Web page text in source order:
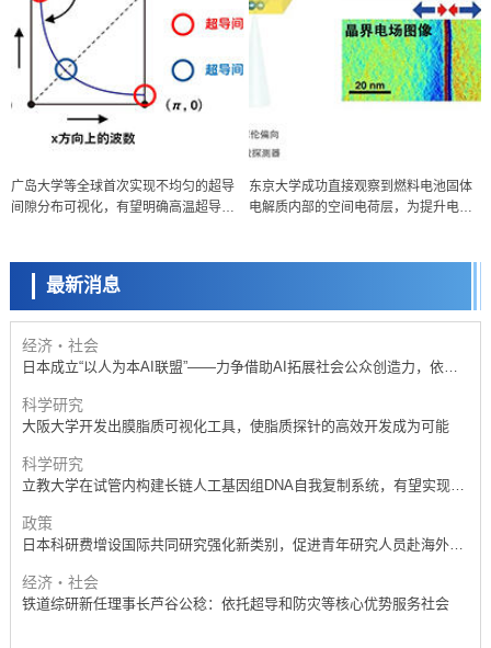
广岛大学等全球首次实现不均匀的超导
间隙分布可视化，有望明确高温超导机
东京大学成功直接观察到燃料电池固体
电解质内部的空间电荷层，为提升电池
最新消息
日本科研费增设国际共同研究强化新类别，促进青年研究人员赴海外开
展研究
科学研究
开发出300亿年仅误差1秒的光晶格钟，构建网络将其打造为下一代社会
基础设施
经济・社会
日本成立“以人为本AI联盟”——力争借助AI拓展社会公众创造力，依托
科学研究
大阪大学开发出膜脂质可视化工具，使脂质探针的高效开发成为可能
科学研究
立教大学在试管内构建长链人工基因组DNA自我复制系统，有望实现携
政策
日本科研费增设国际共同研究强化新类别，促进青年研究人员赴海外开
经济・社会
铁道综研新任理事长芦谷公稔：依托超导和防灾等核心优势服务社会